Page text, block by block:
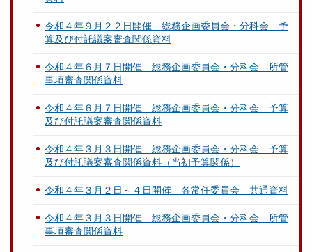
令和４年９月２２日開催 総務企画委員会・分科会 予
算及び付託議案審査関係資料
令和４年６月７日開催 総務企画委員会・分科会 所管
事項審査関係資料
令和４年６月７日開催 総務企画委員会・分科会 予算
及び付託議案審査関係資料
令和４年３月３日開催 総務企画委員会・分科会 予算
及び付託議案審査関係資料（当初予算関係）
令和４年３月２日～４日開催 各常任委員会 共通資料
令和４年３月３日開催 総務企画委員会・分科会 所管
事項審査関係資料